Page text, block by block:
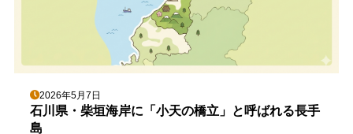
2026年5月7日
石川県・柴垣海岸に「小天の橋立」と呼ばれる長手
島